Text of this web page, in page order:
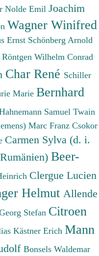
Nolde Emil Joachim
Wagner Winifred
Ernst Schönberg Arnold
Röntgen Wilhelm Conrad
Char René Schiller
Marie Bernhard
Samuel Twain
Marc Franz Csokor
Carmen Sylva (d. i.
Beer-
Clergue Lucien
Helmut Allende
Stefan Citroen
Kästner Erich Mann
Bonsels Waldemar